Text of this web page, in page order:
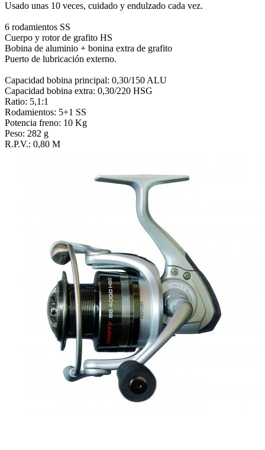
Usado unas 10 veces, cuidado y endulzado cada vez.
6 rodamientos SS
Cuerpo y rotor de grafito HS
Bobina de aluminio + bonina extra de grafito
Puerto de lubricación externo.
Capacidad bobina principal: 0,30/150 ALU
Capacidad bobina extra: 0,30/220 HSG
Ratio: 5,1:1
Rodamientos: 5+1 SS
Potencia freno: 10 Kg
Peso: 282 g
R.P.V.: 0,80 M